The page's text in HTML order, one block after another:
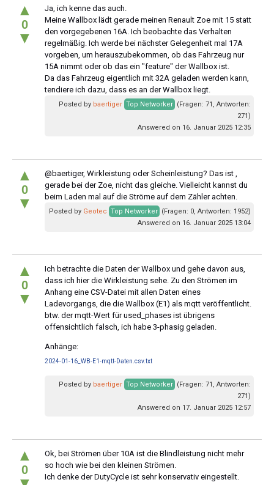
▲
0
▼
Ja, ich kenne das auch.
Meine Wallbox lädt gerade meinen Renault Zoe mit 15 statt
den vorgegebenen 16A. Ich beobachte das Verhalten
regelmäßig. Ich werde bei nächster Gelegenheit mal 17A
vorgeben, um herauszubekommen, ob das Fahrzeug nur
15A nimmt oder ob das ein "feature" der Wallbox ist.
Da das Fahrzeug eigentlich mit 32A geladen werden kann,
tendiere ich dazu, dass es an der Wallbox liegt.
Posted by baertiger Top Networker (Fragen: 71, Antworten:
271)
Answered on 16. Januar 2025 12:35
▲
0
▼
@baertiger, Wirkleistung oder Scheinleistung? Das ist ,
gerade bei der Zoe, nicht das gleiche. Vielleicht kannst du
beim Laden mal auf die Ströme auf dem Zähler achten.
Posted by Geotec Top Networker (Fragen: 0, Antworten: 1952)
Answered on 16. Januar 2025 13:04
▲
0
▼
Ich betrachte die Daten der Wallbox und gehe davon aus,
dass ich hier die Wirkleistung sehe. Zu den Strömen im
Anhang eine CSV-Datei mit allen Daten eines
Ladevorgangs, die die Wallbox (E1) als mqtt veröffentlicht.
btw. der mqtt-Wert für used_phases ist übrigens
offensichtlich falsch, ich habe 3-phasig geladen.
Anhänge:
2024-01-16_WB-E1-mqtt-Daten.csv.txt
Posted by baertiger Top Networker (Fragen: 71, Antworten:
271)
Answered on 17. Januar 2025 12:57
▲
0
Ok, bei Strömen über 10A ist die Blindleistung nicht mehr
so hoch wie bei den kleinen Strömen.
Ich denke der DutyCycle ist sehr konservativ eingestellt.